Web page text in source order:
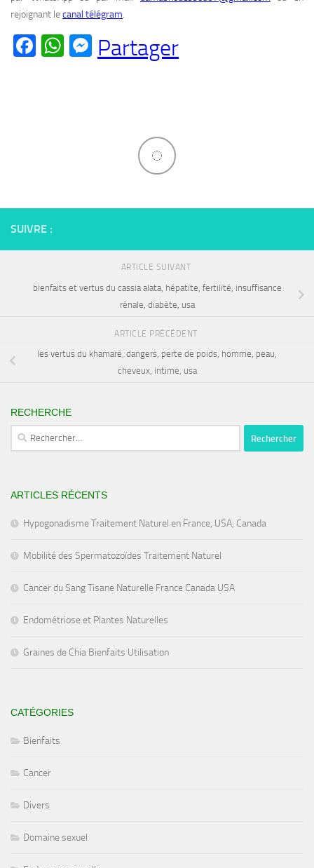
rejoignant lecanal télégram.
Facebook
WhatsApp
Messenger
Partager
SUIVRE :
ARTICLE SUIVANT
bienfaits et vertus du cassia alata, hépatite, fertilité, insuffisance
rénale, diabète, usa
ARTICLE PRÉCÉDENT
les vertus du khamaré, dangers, perte de poids, homme, peau,
cheveux, intime, usa
RECHERCHE
Rechercher :
ARTICLES RÉCENTS
Hypogonadisme Traitement Naturel en France, USA, Canada
Mobilité des Spermatozoïdes Traitement Naturel
Cancer du Sang Tisane Naturelle France Canada USA
Endométriose et Plantes Naturelles
Graines de Chia Bienfaits Utilisation
CATÉGORIES
Bienfaits
Cancer
Divers
Domaine sexuel